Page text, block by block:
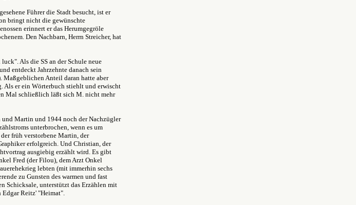
Führer die Stadt besucht, ist er
bringt nicht die gewünschte
erinnert er das Herumgegröle
Den Nachbarn, Herrn Streicher, hat
Als die SS an der Schule neue
entdeckt Jahrzehnte danach sein
Maßgeblichen Anteil daran hatte aber
Als er ein Wörterbuch stiehlt und erwischt
Mal schließlich läßt sich M. nicht mehr
Martin und 1944 noch der Nachzügler
unterbrochen, wenn es um
früh verstorbene Martin, der
erfolgreich. Und Christian, der
ausgiebig erzählt wird. Es gibt
Fred (der Filou), dem Arzt Onkel
lebten (mit immerhin sechs
zu Gunsten des warmen und fast
Schicksale, unterstützt das Erzählen mit
Edgar Reitz' "Heimat".